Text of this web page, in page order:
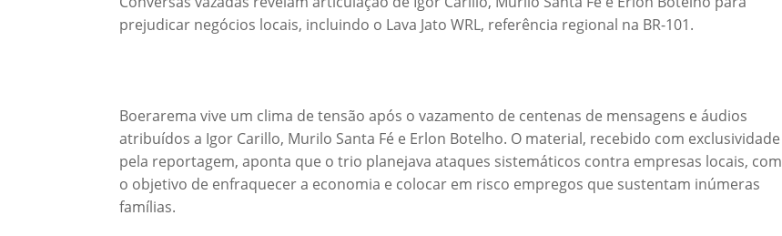
prejudicar negócios locais, incluindo o Lava Jato WRL, referência regional na BR-101.
Boerarema vive um clima de tensão após o vazamento de centenas de mensagens e áudios
atribuídos a Igor Carillo, Murilo Santa Fé e Erlon Botelho. O material, recebido com exclusividade
pela reportagem, aponta que o trio planejava ataques sistemáticos contra empresas locais, com
o objetivo de enfraquecer a economia e colocar em risco empregos que sustentam inúmeras
famílias.